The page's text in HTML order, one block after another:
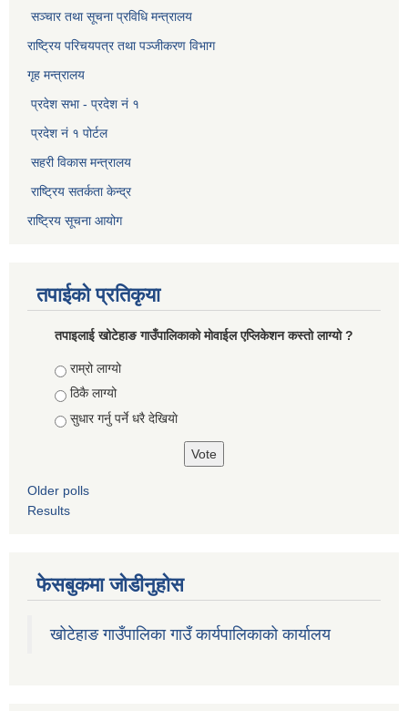
सञ्‍चार तथा सूचना प्रविधि मन्त्रालय
राष्ट्रिय परिचयपत्र तथा पञ्जीकरण विभाग​
गृह मन्त्रालय
प्रदेश सभा - प्रदेश नं १
प्रदेश नं १ पोर्टल
सहरी विकास मन्त्रालय
राष्ट्रिय सतर्कता केन्द्र
राष्ट्रिय सूचना आयोग
तपाईको प्रतिकृया
तपाइलाई खोटेहाङ गाउँपालिकाको माेवाईल एप्लिकेशन कस्तो लाग्यो ?
Choices
राम्रो लाग्यो
ठिकै लाग्यो
सुधार गर्नु पर्ने धरै देखियाे
Older polls
Results
फेसबुकमा जोडीनुहोस
खोटेहाङ गाउँपालिका गाउँ कार्यपालिकाको कार्यालय